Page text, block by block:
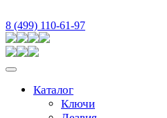
8 (499) 110-61-97
Каталог
Ключи